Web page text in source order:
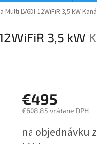
LV6DI-12WiFiR 3,5 kW
3,5 kW
€495
€608,85 vrátane DPH
cena:
na objednávku